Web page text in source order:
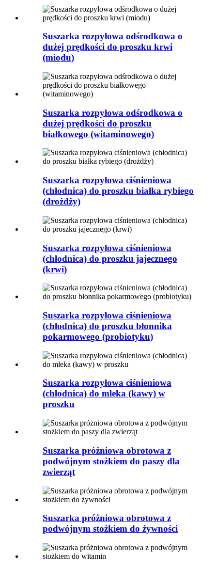
Suszarka rozpyłowa odśrodkowa o
dużej prędkości do proszku krwi
(miodu)
Suszarka rozpyłowa odśrodkowa o
dużej prędkości do proszku
białkowego (witaminowego)
Suszarka rozpyłowa ciśnieniowa
(chłodnica) do proszku białka rybiego
(drożdży)
Suszarka rozpyłowa ciśnieniowa
(chłodnica) do proszku jajecznego
(krwi)
Suszarka rozpyłowa ciśnieniowa
(chłodnica) do proszku błonnika
pokarmowego (probiotyku)
Suszarka rozpyłowa ciśnieniowa
(chłodnica) do mleka (kawy) w
proszku
Suszarka próżniowa obrotowa z
podwójnym stożkiem do paszy dla
zwierząt
Suszarka próżniowa obrotowa z
podwójnym stożkiem do żywności